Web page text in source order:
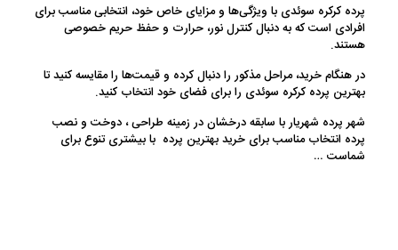
پرده کرکره سوئدی با ویژگی‌ها و مزایای خاص خود، انتخابی مناسب برای
افرادی است که به دنبال کنترل نور، حرارت و حفظ حریم خصوصی
هستند.
در هنگام خرید، مراحل مذکور را دنبال کرده و قیمت‌ها را مقایسه کنید تا
بهترین پرده کرکره سوئدی را برای فضای خود انتخاب کنید.
شهر پرده شهریار با سابقه درخشان در زمینه طراحی ، دوخت و نصب
پرده انتخاب مناسب برای خرید بهترین پرده با بیشتری تنوع برای
شماست …